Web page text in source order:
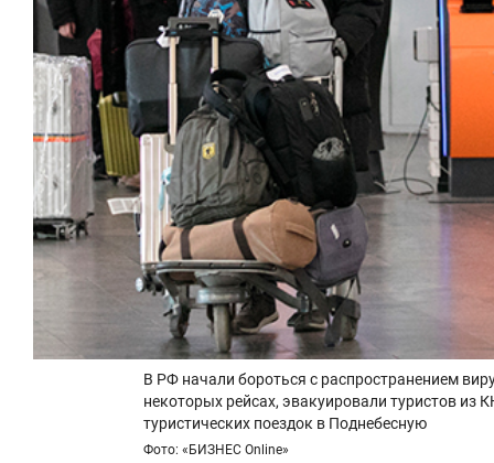
В РФ начали бороться с распространением
некоторых рейсах, эвакуировали туристов из
туристических поездок в Поднебесную
Фото: «БИЗНЕС Online»